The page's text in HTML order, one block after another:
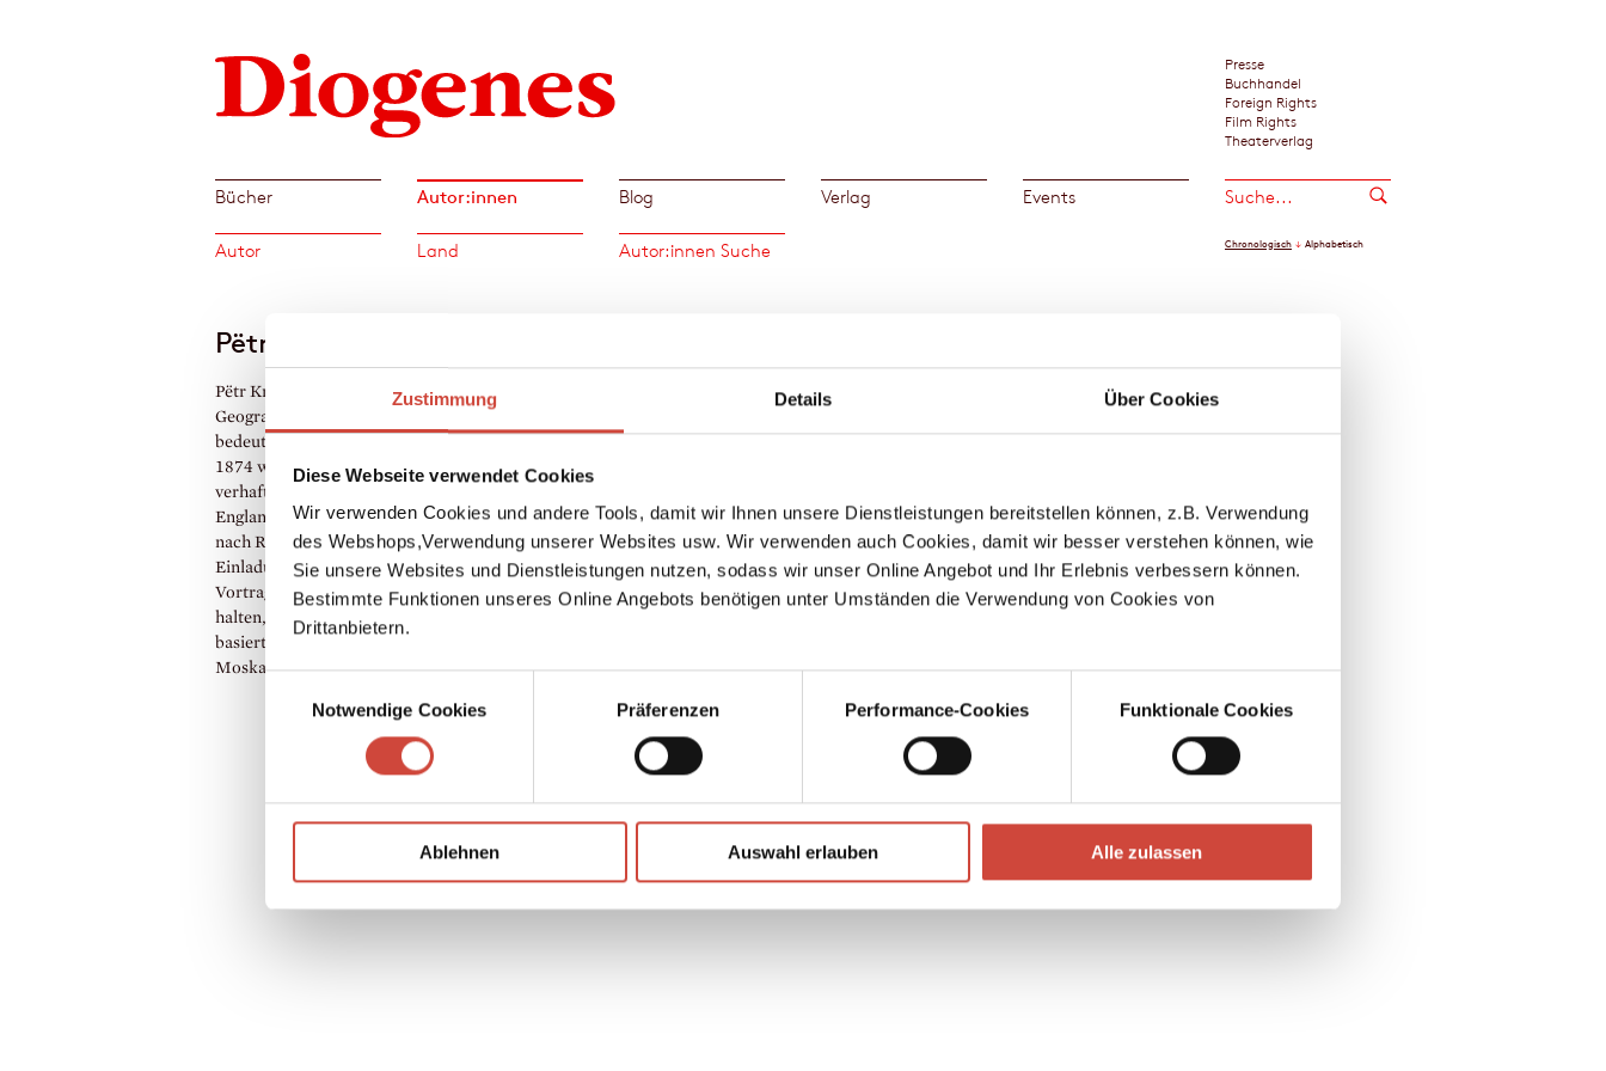
Zustimmung Details Über Cookies
Diese Webseite verwendet Cookies
Wir verwenden Cookies und andere Tools, damit wir Ihnen unsere Dienstleistungen bereitstellen können, z.B. Verwendung
des Webshops,Verwendung unserer Websites usw. Wir verwenden auch Cookies, damit wir besser verstehen können, wie
Sie unsere Websites und Dienstleistungen nutzen, sodass wir unser Online Angebot und Ihr Erlebnis verbessern können.
Bestimmte Funktionen unseres Online Angebots benötigen unter Umständen die Verwendung von Cookies von
Drittanbietern.
Notwendige Cookies
Präferenzen Performance-Cookies Funktionale Cookies
Ablehnen Auswahl erlauben Alle zulassen
Presse
Buchhandel
Foreign Rights
Film Rights
Theaterverlag
Bücher Autor:innen Blog Verlag Events
Autor Land Autor:innen Suche Chronologisch Alphabetisch
Foto: © Corbis / Dukas
Download Bilddatei ↘
Pëtr Kropotkin
Pëtr Kropotkin, geboren 1842 in Moskau, war
Geograph, Revolutionär und einer der
bedeutendsten Theoretiker des Anarchismus.
1874 wurde er aus politischen Gründen
verhaftet, 1876 gelang ihm die Flucht nach
England. Er kehrte erst nach der Revolution 1917
nach Rußland zurück. 1901 erhielt er eine
Einladung des Lowell-Instituts in Boston, eine
Vortragsreihe über die russische Literatur zu
halten, auf welcher Ideale und Wirklichkeit
basiert. Kropotkin starb 1921 in der Nähe von
Moskau.
Ideale und Wirklichkeit in der russischen Literatur